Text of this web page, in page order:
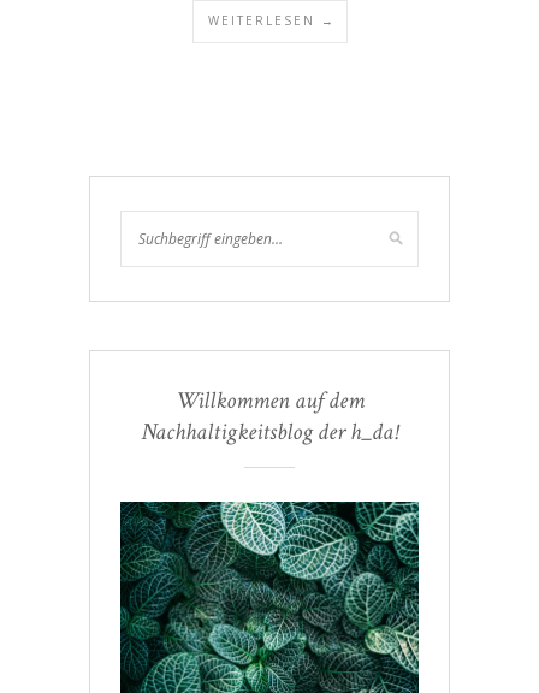
WEITERLESEN →
Willkommen auf dem
Nachhaltigkeitsblog der h_da!